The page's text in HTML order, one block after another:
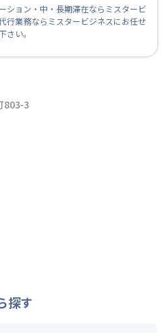
ション・中・長期滞在ならミスタービ
業務ならミスタービジネスにお任せ
さい。
803-3
探す